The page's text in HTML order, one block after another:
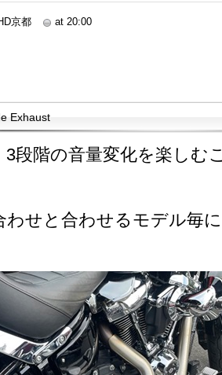
京都 at 20:00
Exhaust
3段階の音量変化を楽しむ
わせと合わせるモデル毎